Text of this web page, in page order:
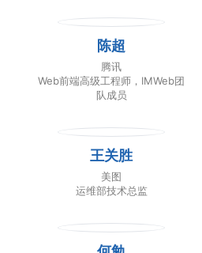
陈超
腾讯
Web前端高级工程师，IMWeb团
队成员
王关胜
美图
运维部技术总监